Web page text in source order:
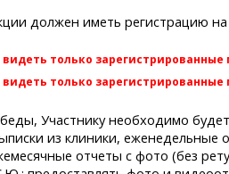
должен иметь регистрацию на
только зарегистрированные
только зарегистрированные
Участнику необходимо
из клиники,
отчеты с фото (без